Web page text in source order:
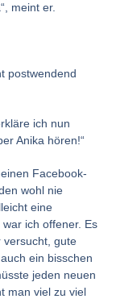
meint er.
postwendend
ich nun
Anika hören!“
Facebook-
wohl nie
eine
ich offener. Es
versucht, gute
ein bisschen
jeden neuen
man viel zu viel